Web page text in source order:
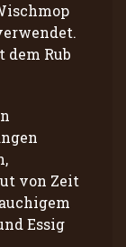
dem Rub
von Zeit
Essig